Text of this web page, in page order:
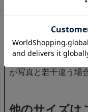
天然素材を手作りし
が写真と若干違う場